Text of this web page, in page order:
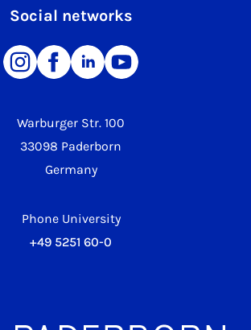
Warburger Str. 100
33098 Paderborn
Germany
Phone University
+49 5251 60-0
Social networks